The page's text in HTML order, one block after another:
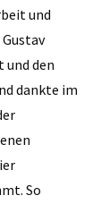
und
und den
dankte im
So